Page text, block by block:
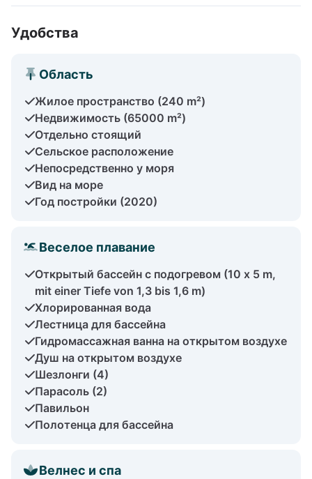
Удобства
Область
Жилое пространство (240 m²)
Недвижимость (65000 m²)
Отдельно стоящий
Сельское расположение
Непосредственно у моря
Вид на море
Год постройки (2020)
Веселое плавание
Открытый бассейн с подогревом (10 x 5 m,
mit einer Tiefe von 1,3 bis 1,6 m)
Хлорированная вода
Лестница для бассейна
Гидромассажная ванна на открытом воздухе
Душ на открытом воздухе
Шезлонги (4)
Парасоль (2)
Павильон
Полотенца для бассейна
Велнес и спа